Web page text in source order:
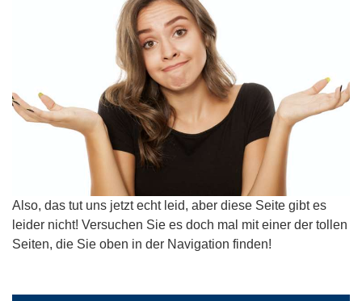
Also, das tut uns jetzt echt leid, aber diese Seite gibt es
leider nicht! Versuchen Sie es doch mal mit einer der tollen
Seiten, die Sie oben in der Navigation finden!